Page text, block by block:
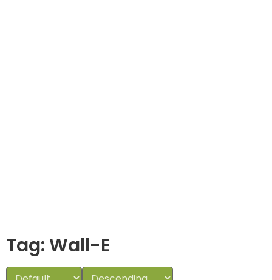
Tag: Wall-E